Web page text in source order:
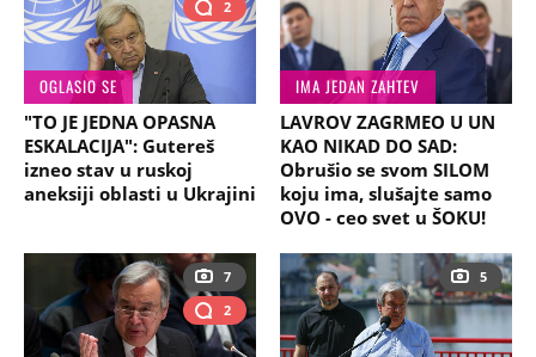
2
OGLASIO SE
"TO JE JEDNA OPASNA
ESKALACIJA": Gutereš
izneo stav u ruskoj
aneksiji oblasti u Ukrajini
IMA JEDAN ZAHTEV
LAVROV ZAGRMEO U UN
KAO NIKAD DO SAD:
Obrušio se svom SILOM
koju ima, slušajte samo
OVO - ceo svet u ŠOKU!
7
2
5